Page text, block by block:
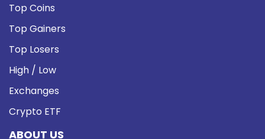
Top Coins
Top Gainers
Top Losers
High / Low
Exchanges
Crypto ETF
ABOUT US